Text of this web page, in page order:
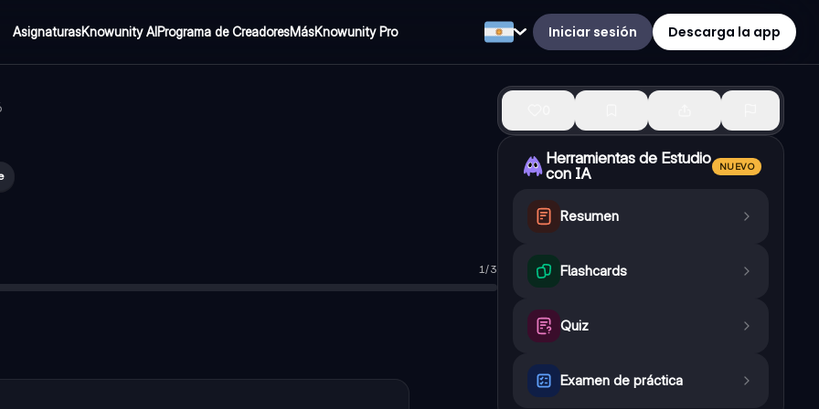
AsignaturasKnowunity AIPrograma de CreadoresMásKnowunity Pro Iniciar sesión Descarga la app
1/3
Herramientas de Estudio
con IA
NUEVO
Resumen
Flashcards
Quiz
Examen de práctica